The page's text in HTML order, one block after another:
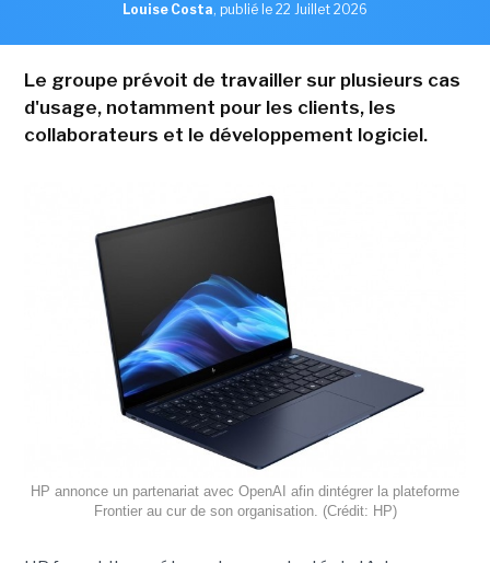
Louise Costa, publié le 22 Juillet 2026
Le groupe prévoit de travailler sur plusieurs cas
d'usage, notamment pour les clients, les
collaborateurs et le développement logiciel.
HP annonce un partenariat avec OpenAI afin dintégrer la plateforme
Frontier au cur de son organisation. (Crédit: HP)